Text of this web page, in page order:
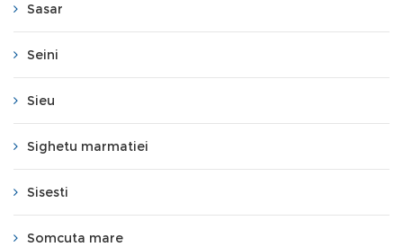
Sasar
Seini
Sieu
Sighetu marmatiei
Sisesti
Somcuta mare